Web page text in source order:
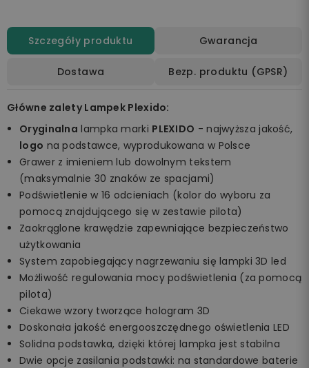
Szczegóły produktu Gwarancja
Dostawa Bezp. produktu (GPSR)
Główne zalety Lampek Plexido:
Oryginalna lampka marki PLEXIDO - najwyższa jakość,
logo na podstawce, wyprodukowana w Polsce
Grawer z imieniem lub dowolnym tekstem
(maksymalnie 30 znaków ze spacjami)
Podświetlenie w 16 odcieniach (kolor do wyboru za
pomocą znajdującego się w zestawie pilota)
Zaokrąglone krawędzie zapewniające bezpieczeństwo
użytkowania
System zapobiegający nagrzewaniu się lampki 3D led
Możliwość regulowania mocy podświetlenia (za pomocą
pilota)
Ciekawe wzory tworzące hologram 3D
Doskonała jakość energooszczędnego oświetlenia LED
Solidna podstawka, dzięki której lampka jest stabilna
Dwie opcje zasilania podstawki: na standardowe baterie